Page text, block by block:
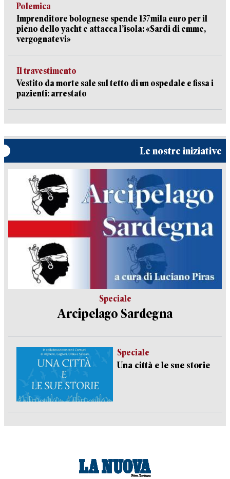
Polemica
Imprenditore bolognese spende 137mila euro per il
pieno dello yacht e attacca l’isola: «Sardi di emme,
vergognatevi»
Il travestimento
Vestito da morte sale sul tetto di un ospedale e fissa i
pazienti: arrestato
Le nostre iniziative
Speciale
Arcipelago Sardegna
Speciale
Una città e le sue storie